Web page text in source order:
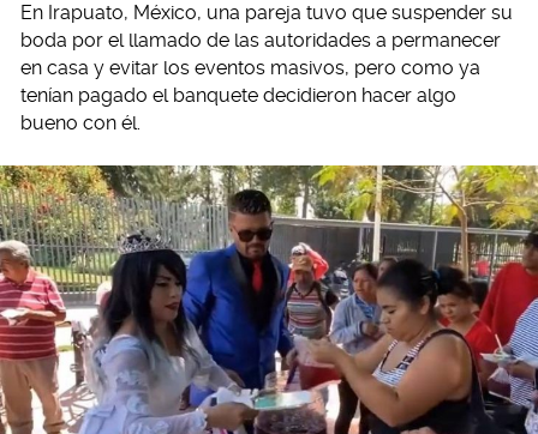
En Irapuato, México, una pareja tuvo que suspender su
boda por el llamado de las autoridades a permanecer
en casa y evitar los eventos masivos, pero como ya
tenían pagado el banquete decidieron hacer algo
bueno con él.